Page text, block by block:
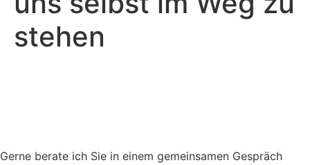
stehen
Gerne berate ich Sie in einem gemeinsamen Gespräch